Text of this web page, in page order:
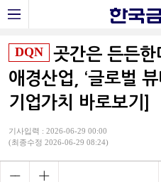
DQN
곳간은 든든
애경산업, ‘글로벌
기업가치 바로보기]
기사입력 : 2026-06-29 00:00
(최종수정 2026-06-29 08:24)